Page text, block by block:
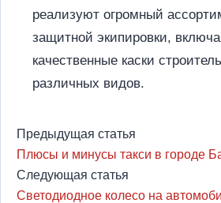
реализуют огромный
защитной экипировки,
качественные каски
различных видов.
Предыдущая статья
Плюсы и минусы такси в городе
Следующая статья
Светодиодное колесо на